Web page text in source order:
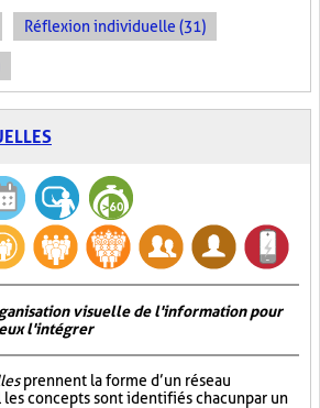
Réflexion individuelle (31)
visuelle de l'information pour
l'intégrer
prennent la forme d’un réseau
concepts sont identifiés chacun par un